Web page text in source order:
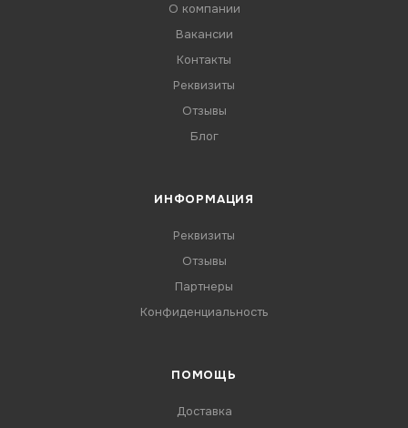
О компании
Вакансии
Контакты
Реквизиты
Отзывы
Блог
ИНФОРМАЦИЯ
Реквизиты
Отзывы
Партнеры
Конфиденциальность
ПОМОЩЬ
Доставка